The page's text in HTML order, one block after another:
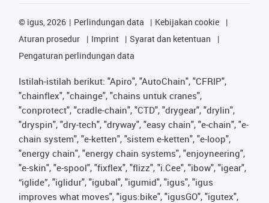
© igus, 2026 Perlindungan data
Kebijakan cookie
Aturan prosedur
Imprint
Syarat dan ketentuan
Pengaturan perlindungan data
Istilah-istilah berikut: "Apiro", "AutoChain", "CFRIP",
"chainflex", "chainge", "chains untuk cranes",
"conprotect", "cradle-chain", "CTD", "drygear", "drylin",
"dryspin", "dry-tech", "dryway", "easy chain", "e-chain", "e-
chain system", "e-ketten", "sistem e-ketten", "e-loop",
"energy chain", "energy chain systems", "enjoyneering",
"e-skin", "e-spool", "fixflex", "flizz", "i.Cee", "ibow", "igear",
“iglide”, "iglidur", "igubal", "igumid", "igus", "igus
improves what moves", "igus:bike", "igusGO", "igutex",